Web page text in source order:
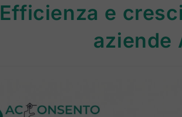
Efficienza e
aziende